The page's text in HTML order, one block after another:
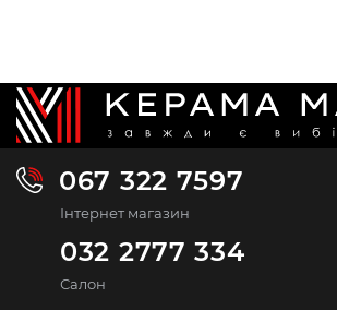
067 322 7597
Інтернет магазин
032 2777 334
Салон